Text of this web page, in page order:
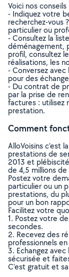
Voici nos conseils
- Indiquez votre
recherchez-vous
particulier ou
- Consultez la
déménagement,
profil, consultez
réalisations, les
- Conversez
pour des
- Du contrat de
par la prise de
factures : utilisez
prestation.
Comment
AlloVoisins c’est
prestations de
2013 et
de 4,5 millions
Postez votre
particulier ou un
prestations, du
pour un bon
Facilitez votre
1. Postez votre
secondes.
2. Recevez des
professionnels
3. Echangez
sécurisée et
C’est gratuit et